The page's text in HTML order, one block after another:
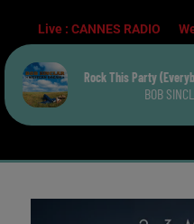
Live :CANNES RADIO
Rock This Party
BOB